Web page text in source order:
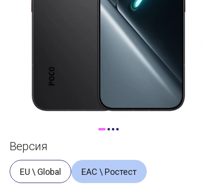
Самовывоз
Версия
EU \ Global ЕАС \ Ростест